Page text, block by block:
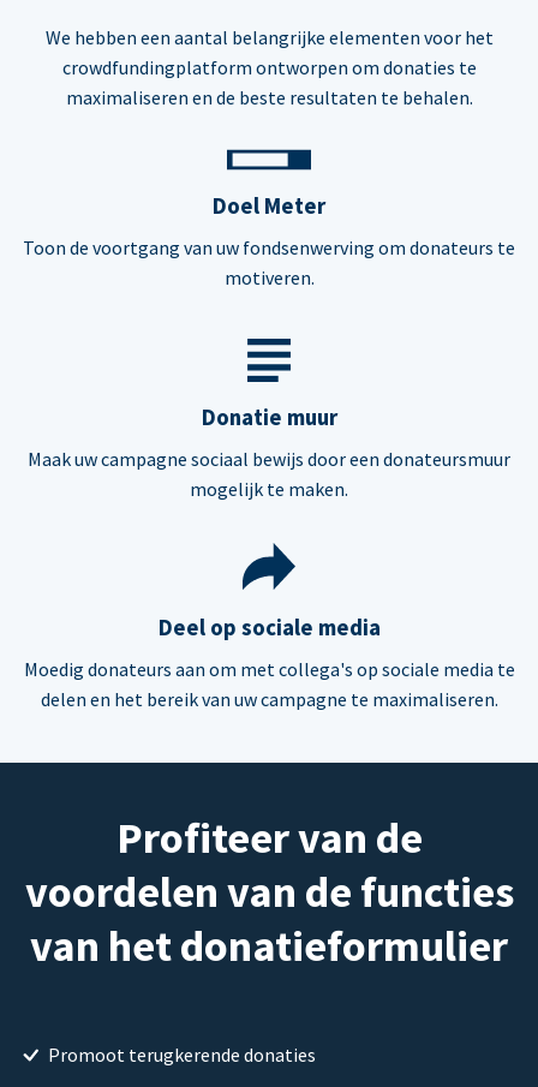
We hebben een aantal belangrijke elementen voor het
crowdfundingplatform ontworpen om donaties te
maximaliseren en de beste resultaten te behalen.
Doel Meter
Toon de voortgang van uw fondsenwerving om donateurs te
motiveren.
Donatie muur
Maak uw campagne sociaal bewijs door een donateursmuur
mogelijk te maken.
Deel op sociale media
Moedig donateurs aan om met collega's op sociale media te
delen en het bereik van uw campagne te maximaliseren.
Profiteer van de
voordelen van de functies
van het donatieformulier
Promoot terugkerende donaties